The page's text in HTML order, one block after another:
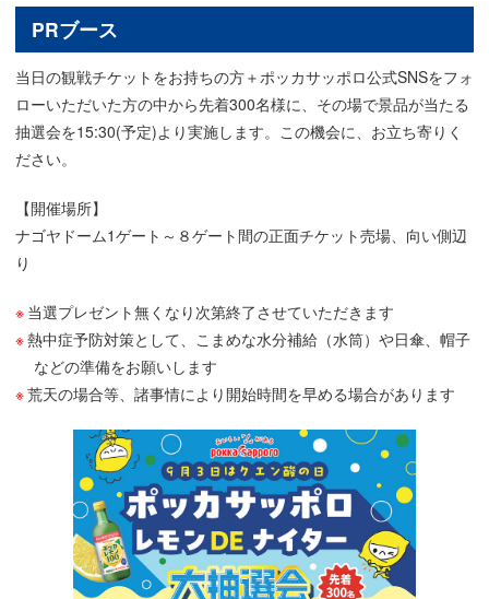
PRブース
当日の観戦チケットをお持ちの方＋ポッカサッポロ公式SNSをフォ
ローいただいた方の中から先着300名様に、その場で景品が当たる
抽選会を15:30(予定)より実施します。この機会に、お立ち寄りく
ださい。
【開催場所】
ナゴヤドーム1ゲート～８ゲート間の正面チケット売場、向い側辺
り
当選プレゼント無くなり次第終了させていただきます
熱中症予防対策として、こまめな水分補給（水筒）や日傘、帽子
などの準備をお願いします
荒天の場合等、諸事情により開始時間を早める場合があります